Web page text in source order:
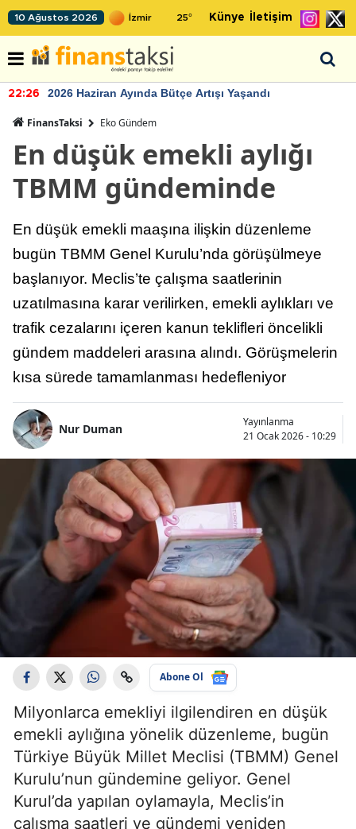
10 Ağustos 2026 25° Künye İletişim
22:26 2026 Haziran Ayında Bütçe Artışı Yaşandı
FinansTaksi Eko Gündem
En düşük emekli aylığı
TBMM gündeminde
En düşük emekli maaşına ilişkin düzenleme
bugün TBMM Genel Kurulu’nda görüşülmeye
başlanıyor. Meclis’te çalışma saatlerinin
uzatılmasına karar verilirken, emekli aylıkları ve
trafik cezalarını içeren kanun teklifleri öncelikli
gündem maddeleri arasına alındı. Görüşmelerin
kısa sürede tamamlanması hedefleniyor
Nur Duman
Yayınlanma
21 Ocak 2026 - 10:29
Abone Ol
Milyonlarca emekliyi ilgilendiren en düşük
emekli aylığına yönelik düzenleme, bugün
Türkiye Büyük Millet Meclisi (TBMM) Genel
Kurulu’nun gündemine geliyor. Genel
Kurul’da yapılan oylamayla, Meclis’in
çalışma saatleri ve gündemi yeniden